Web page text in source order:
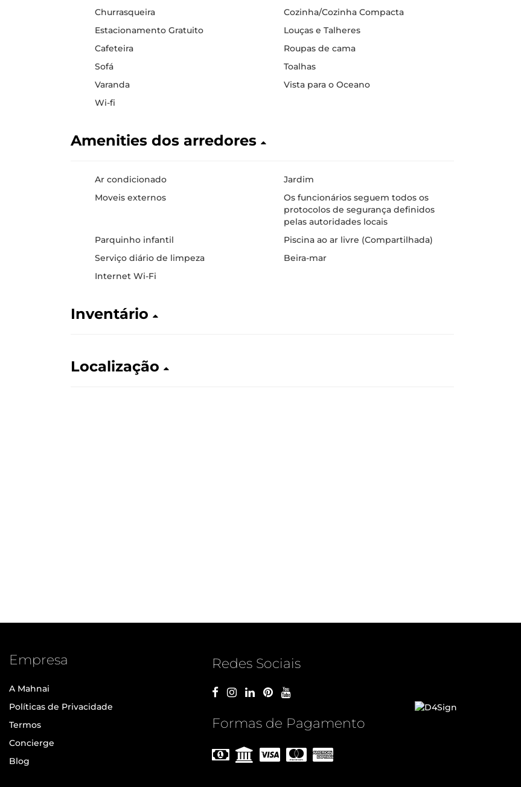
Churrasqueira
Cozinha/Cozinha Compacta
Estacionamento Gratuito
Louças e Talheres
Cafeteira
Roupas de cama
Sofá
Toalhas
Varanda
Vista para o Oceano
Wi-fi
Amenities dos arredores
Ar condicionado
Jardim
Moveis externos
Os funcionários seguem todos os
protocolos de segurança definidos
pelas autoridades locais
Parquinho infantil
Piscina ao ar livre (Compartilhada)
Serviço diário de limpeza
Beira-mar
Internet Wi-Fi
Inventário
Localização
Empresa
A Mahnai
Políticas de Privacidade
Termos
Concierge
Blog
Redes Sociais
Formas de Pagamento